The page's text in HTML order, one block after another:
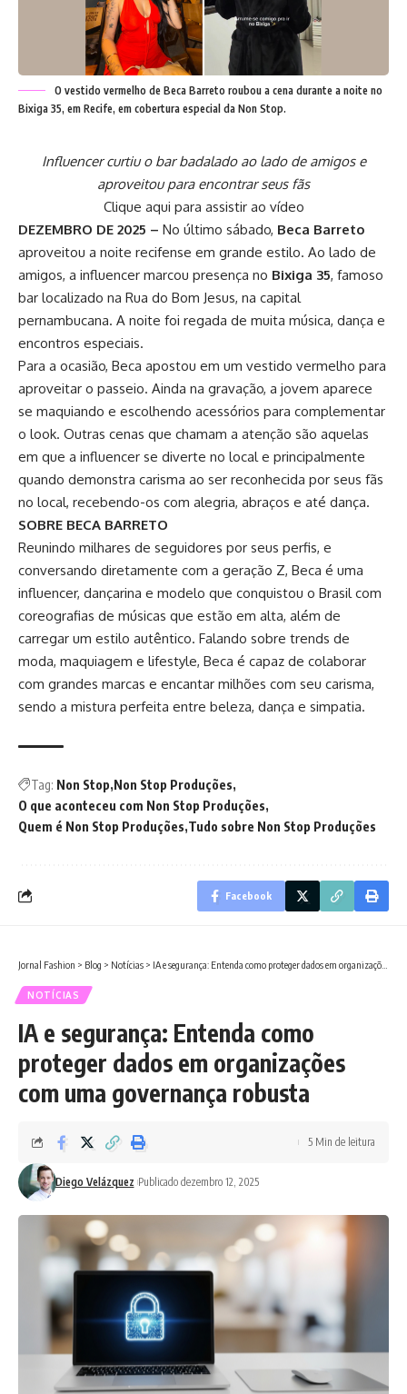
O vestido vermelho de Beca Barreto roubou a cena durante a noite no
Bixiga 35, em Recife, em cobertura especial da Non Stop.
Influencer curtiu o bar badalado ao lado de amigos e
aproveitou para encontrar seus fãs
Clique aqui para assistir ao vídeo
DEZEMBRO DE 2025 – No último sábado, Beca Barreto
aproveitou a noite recifense em grande estilo. Ao lado de
amigos, a influencer marcou presença no Bixiga 35, famoso
bar localizado na Rua do Bom Jesus, na capital
pernambucana. A noite foi regada de muita música, dança e
encontros especiais.
Para a ocasião, Beca apostou em um vestido vermelho para
aproveitar o passeio. Ainda na gravação, a jovem aparece
se maquiando e escolhendo acessórios para complementar
o look. Outras cenas que chamam a atenção são aquelas
em que a influencer se diverte no local e principalmente
quando demonstra carisma ao ser reconhecida por seus fãs
no local, recebendo-os com alegria, abraços e até dança.
SOBRE BECA BARRETO
Reunindo milhares de seguidores por seus perfis, e
conversando diretamente com a geração Z, Beca é uma
influencer, dançarina e modelo que conquistou o Brasil com
coreografias de músicas que estão em alta, além de
carregar um estilo autêntico. Falando sobre trends de
moda, maquiagem e lifestyle, Beca é capaz de colaborar
com grandes marcas e encantar milhões com seu carisma,
sendo a mistura perfeita entre beleza, dança e simpatia.
Tag: Non Stop Non Stop Produções
O que aconteceu com Non Stop Produções
Quem é Non Stop Produções Tudo sobre Non Stop Produções
Facebook
Jornal Fashion > Blog > Notícias > IA e segurança: Entenda como proteger dados em organizações com uma governança robusta
NOTÍCIAS
IA e segurança: Entenda como
proteger dados em organizações
com uma governança robusta
Diego Velázquez Publicado dezembro 12, 2025
5 Min de leitura